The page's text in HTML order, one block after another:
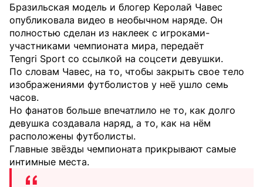
Бразильская модель и блогер Керолай Чавес
опубликовала видео в необычном наряде. Он
полностью сделан из наклеек с игроками-
участниками чемпионата мира, передаёт
Tengri Sport со ссылкой на соцсети девушки.
По словам Чавес, на то, чтобы закрыть свое тело
изображениями футболистов у неё ушло семь
часов.
Но фанатов больше впечатлило не то, как долго
девушка создавала наряд, а то, как на нём
расположены футболисты.
Главные звёзды чемпионата прикрывают самые
интимные места.